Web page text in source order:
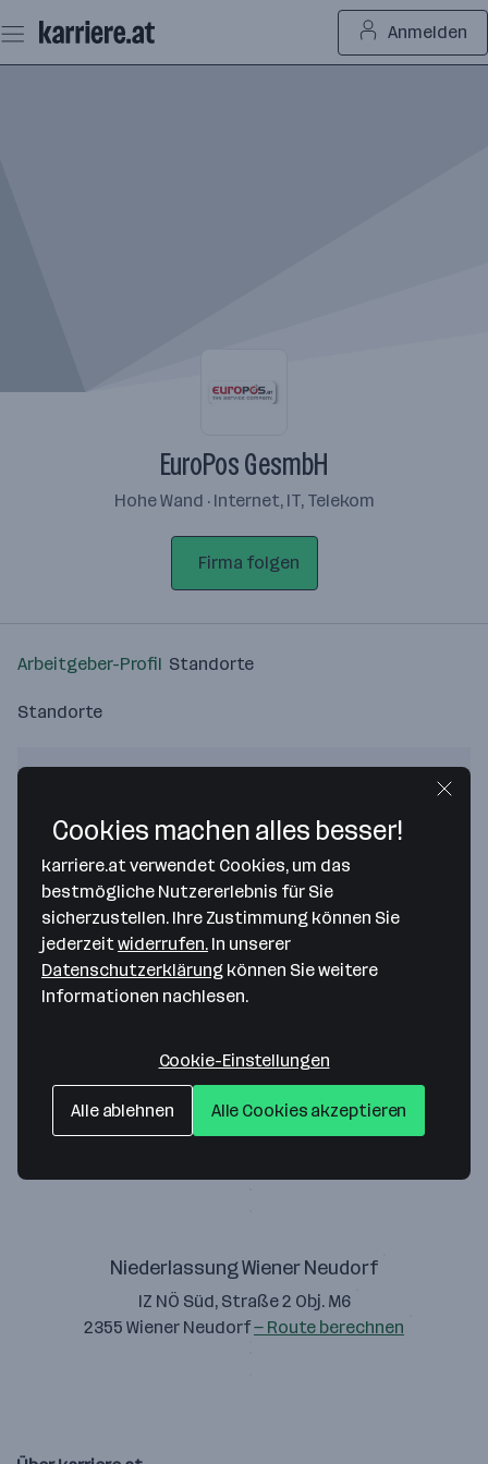
Seiteninhalt
springen
Anmelden
EuroPos GesmbH
Hohe Wand · Internet, IT, Telekom
Firma folgen
Arbeitgeber-Profil Standorte
Standorte
Bitte stimme unseren Cookie-
Richtlinien zu, um diese Karte
anzuzeigen.
Zustimmung geben
EuroPos GesmbH
Zweiersdorferstraße 331
Niederlassung Wiener Neudorf
IZ NÖ Süd, Straße 2 Obj. M6
2355 Wiener Neudorf— Route berechnen
Cookies machen alles besser!
karriere.at verwendet Cookies, um das
bestmögliche Nutzererlebnis für Sie
sicherzustellen. Ihre Zustimmung können Sie
jederzeitwiderrufen. In unserer
Datenschutzerklärung können Sie weitere
Informationen nachlesen.
Cookie-Einstellungen
Alle ablehnen Alle Cookies akzeptieren